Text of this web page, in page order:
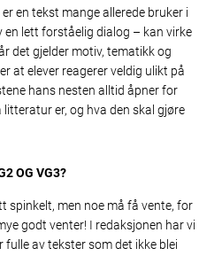
er en tekst mange allerede bruker i
en lett forståelig dialog – kan virke
det gjelder motiv, tematikk og
at elever reagerer veldig ulikt på
hans nesten alltid åpner for
er, og hva den skal gjøre
OG VG3?
spinkelt, men noe må få vente, for
godt venter! I redaksjonen har vi
fulle av tekster som det ikke blei